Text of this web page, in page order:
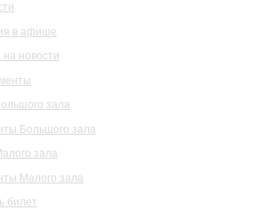
в афише
на новости
зала
Большого зала
зала
Малого зала
билет